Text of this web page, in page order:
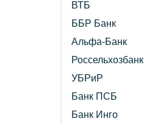
ВТБ
ББР Банк
Альфа-Банк
Россельхозбанк
УБРиР
Банк ПСБ
Банк Инго